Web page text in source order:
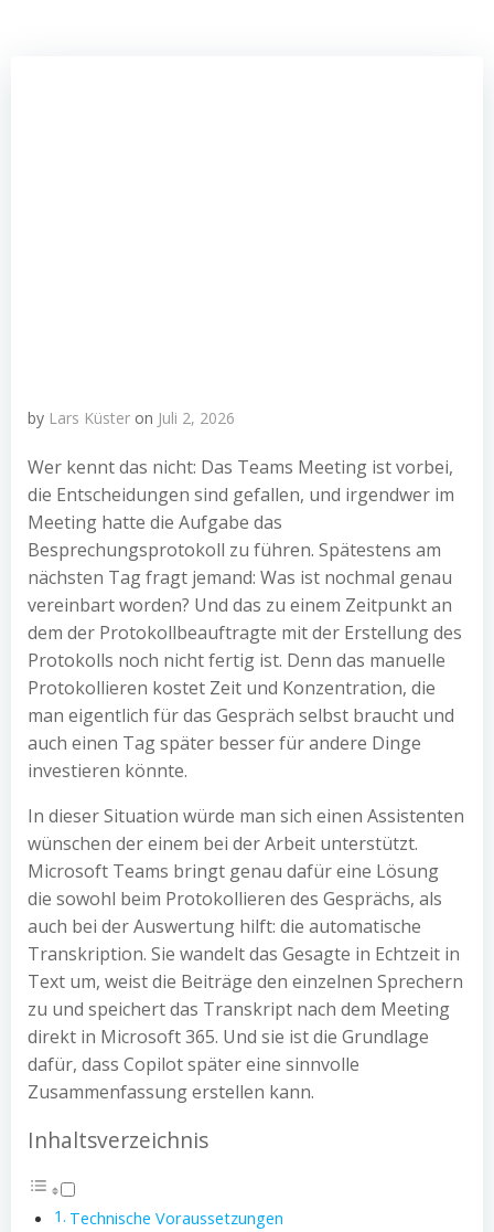
by Lars Küster on Juli 2, 2026
Wer kennt das nicht: Das Teams Meeting ist vorbei,
die Entscheidungen sind gefallen, und irgendwer im
Meeting hatte die Aufgabe das
Besprechungsprotokoll zu führen. Spätestens am
nächsten Tag fragt jemand: Was ist nochmal genau
vereinbart worden? Und das zu einem Zeitpunkt an
dem der Protokollbeauftragte mit der Erstellung des
Protokolls noch nicht fertig ist. Denn das manuelle
Protokollieren kostet Zeit und Konzentration, die
man eigentlich für das Gespräch selbst braucht und
auch einen Tag später besser für andere Dinge
investieren könnte.
In dieser Situation würde man sich einen Assistenten
wünschen der einem bei der Arbeit unterstützt.
Microsoft Teams bringt genau dafür eine Lösung
die sowohl beim Protokollieren des Gesprächs, als
auch bei der Auswertung hilft: die automatische
Transkription. Sie wandelt das Gesagte in Echtzeit in
Text um, weist die Beiträge den einzelnen Sprechern
zu und speichert das Transkript nach dem Meeting
direkt in Microsoft 365. Und sie ist die Grundlage
dafür, dass Copilot später eine sinnvolle
Zusammenfassung erstellen kann.
Inhaltsverzeichnis
Technische Voraussetzungen